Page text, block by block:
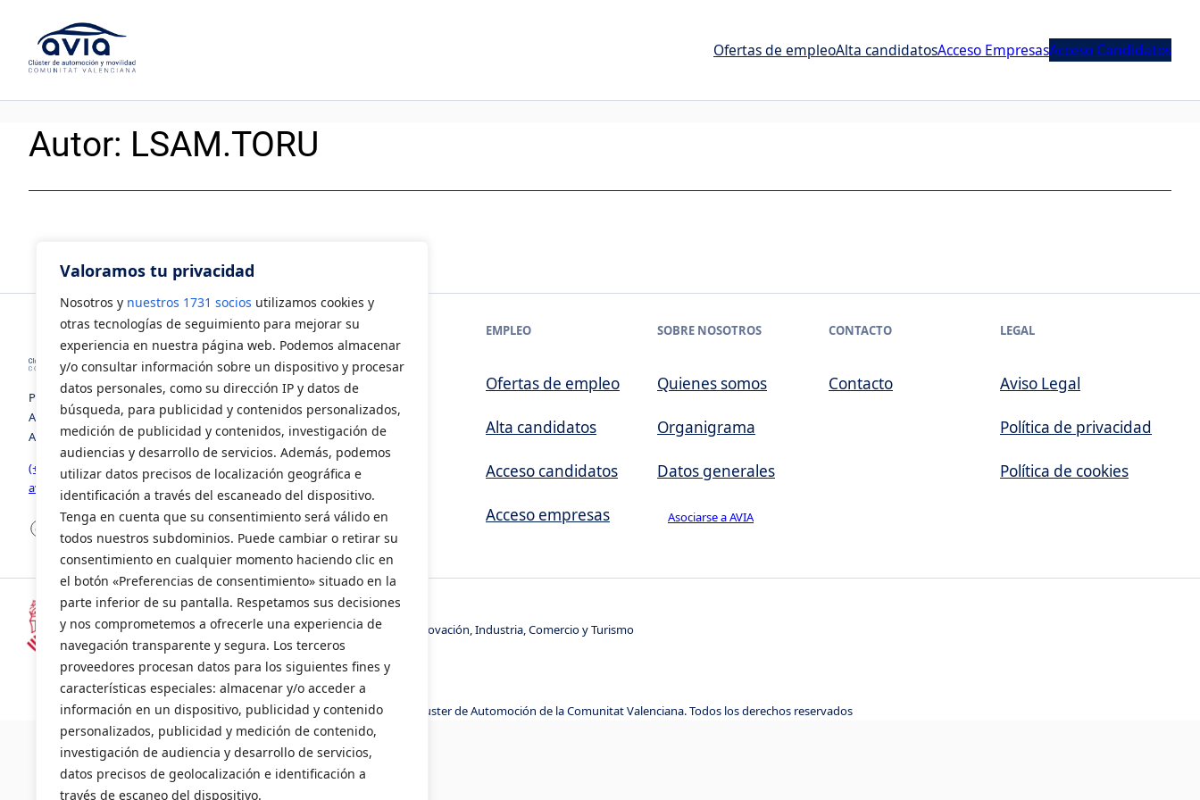
Valoramos tu privacidad
Nosotros y nuestros 1731 socios utilizamos cookies y
otras tecnologías de seguimiento para mejorar su
experiencia en nuestra página web. Podemos almacenar
y/o consultar información sobre un dispositivo y procesar
datos personales, como su dirección IP y datos de
búsqueda, para publicidad y contenidos personalizados,
medición de publicidad y contenidos, investigación de
audiencias y desarrollo de servicios. Además, podemos
utilizar datos precisos de localización geográfica e
identificación a través del escaneado del dispositivo.
Tenga en cuenta que su consentimiento será válido en
todos nuestros subdominios. Puede cambiar o retirar su
consentimiento en cualquier momento haciendo clic en
el botón «Preferencias de consentimiento» situado en la
parte inferior de su pantalla. Respetamos sus decisiones
y nos comprometemos a ofrecerle una experiencia de
navegación transparente y segura. Los terceros
proveedores procesan datos para los siguientes fines y
características especiales: almacenar y/o acceder a
información en un dispositivo, publicidad y contenido
personalizados, publicidad y medición de contenido,
investigación de audiencia y desarrollo de servicios,
datos precisos de geolocalización e identificación a
través de escaneo del dispositivo.
contenido
Ofertas de empleoAlta candidatosAcceso EmpresasAcceso Candidatos
Autor: LSAM.TORU
Polígono Industrial Juan Carlos I.
Avenida de la Foia, número 8, edificio 3, 1º, puerta 2. 46440,
Almussafes, Valencia
(+34) 963 941 258
avia@avia.com.es
Facebook LinkedIn X
EMPLEO
Ofertas de empleo
Alta candidatos
Acceso candidatos
Acceso empresas
SOBRE NOSOTROS
Quienes somos
Organigrama
Datos generales
Asociarse a AVIA
CONTACTO
Contacto
LEGAL
Aviso Legal
Política de privacidad
Política de cookies
Subvencionado por la Consellería de Innovación, Industria, Comercio y Turismo
(INENTI/2024/20)
©2024 AVIA, Cluster de Automoción de la Comunitat Valenciana. Todos los derechos reservados